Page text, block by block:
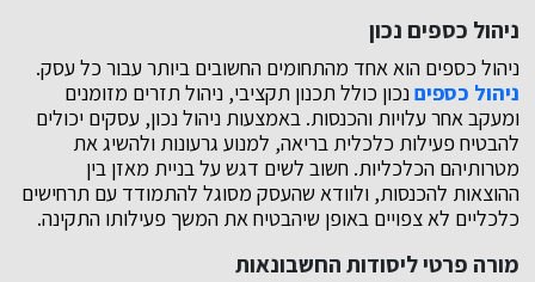
ניהול כספים נכון
ניהול כספים הוא אחד מהתחומים החשובים ביותר עבור כל עסק.
ניהול כספיםנכון כולל תכנון תקציבי, ניהול תזרים מזומנים
ומעקב אחר עלויות והכנסות. באמצעות ניהול נכון, עסקים יכולים
להבטיח פעילות כלכלית בריאה, למנוע גרעונות ולהשיג את
מטרותיהם הכלכליות. חשוב לשים דגש על בניית מאזן בין
ההוצאות להכנסות, ולוודא שהעסק מסוגל להתמודד עם תרחישים
כלכליים לא צפויים באופן שיהבטיח את המשך פעילותו התקינה.
מורה פרטי ליסודות החשבונאות